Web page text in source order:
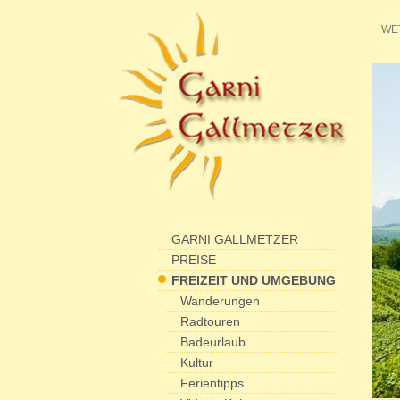
GARNI GALLMETZER
PREISE
FREIZEIT UND UMGEBUNG
Wanderungen
Radtouren
Badeurlaub
Kultur
Ferientipps